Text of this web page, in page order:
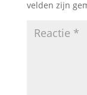
velden zijn